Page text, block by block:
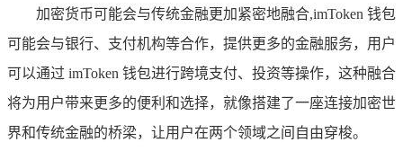
加密货币可能会与传统金融更加紧密地融合,imToken 钱包
可能会与银行、支付机构等合作，提供更多的金融服务，用户
可以通过 imToken 钱包进行跨境支付、投资等操作，这种融合
将为用户带来更多的便利和选择，就像搭建了一座连接加密世
界和传统金融的桥梁，让用户在两个领域之间自由穿梭。